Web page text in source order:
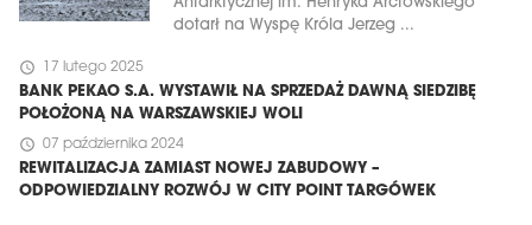
Antarktycznej im. Henryka Arctowskiego
dotarł na Wyspę Króla Jerzeg ...
schedule 17 lutego 2025
BANK PEKAO S.A. WYSTAWIŁ NA SPRZEDAŻ DAWNĄ SIEDZIBĘ
POŁOŻONĄ NA WARSZAWSKIEJ WOLI
schedule 07 października 2024
REWITALIZACJA ZAMIAST NOWEJ ZABUDOWY –
ODPOWIEDZIALNY ROZWÓJ W CITY POINT TARGÓWEK